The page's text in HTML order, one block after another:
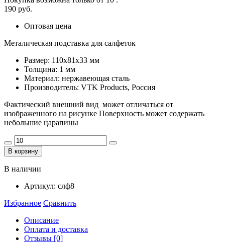
190 руб.
Оптовая цена
Металическая подставка для салфеток
Размер: 110х81х33 мм
Толщина: 1 мм
Материал: нержавеющая сталь
Производитель: VTK Products, Россия
Фактический внешний вид может отличаться от
изображенного на рисунке Поверхность может содержать
небольшие царапины
В корзину
В наличии
Артикул: слф8
Избранное Сравнить
Описание
Оплата и доставка
Отзывы [0]